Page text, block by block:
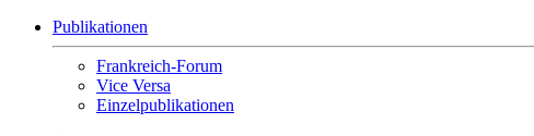
Publikationen
Frankreich-Forum
Vice Versa
Einzelpublikationen